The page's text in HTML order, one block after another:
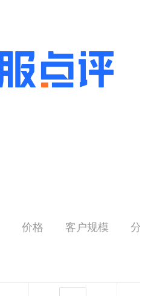
价格 客户规模 分